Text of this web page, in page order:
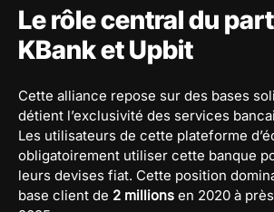
Le rôle central du
KBank et Upbit
Cette alliance repose sur des bases
détient l’exclusivité des services
Les utilisateurs de cette plateforme
obligatoirement utiliser cette banque
leurs devises fiat. Cette position
base client de 2 millions en 2020 à